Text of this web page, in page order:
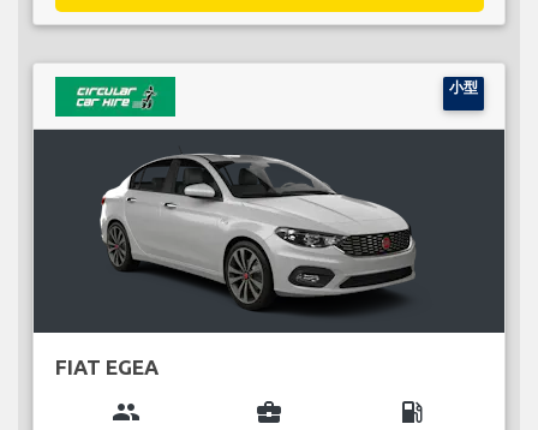
小型
FIAT EGEA
group business_center local_gas_station